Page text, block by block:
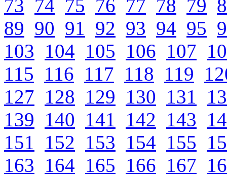
73 74 75 76 77 78 79
89 90 91 92 93 94 95
103 104 105 106 107
115 116 117 118 119
127 128 129 130 131
139 140 141 142 143
151
152 153 154 155
163 164 165 166 167